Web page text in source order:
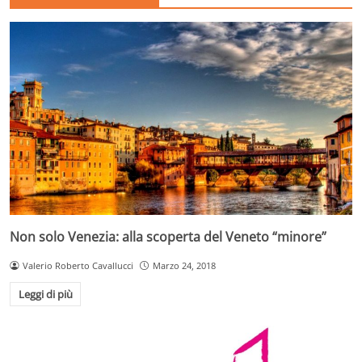
Non solo Venezia: alla scoperta del Veneto “minore”
Valerio Roberto Cavallucci Marzo 24, 2018
Leggi di più